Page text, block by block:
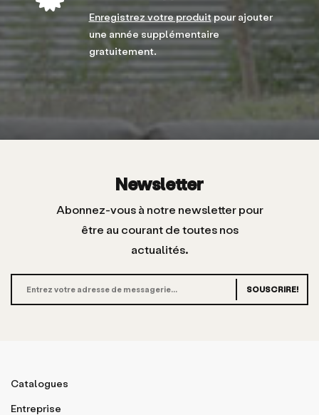
Enregistrez votre produitpour ajouter
une année supplémentaire
gratuitement.
Newsletter
Abonnez-vous à notre newsletter pour
être au courant de toutes nos
actualités.
SOUSCRIRE!
Catalogues
Entreprise